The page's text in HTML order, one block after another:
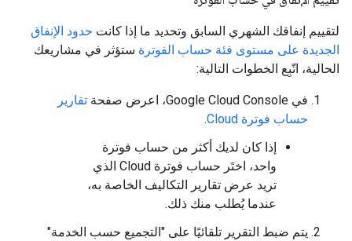
لتقييم إنفاقك الشهري السابق وتحديد ما إذا كانت حدود الإنفاق
الجديدة على مستوى فئة حساب الفوترة ستؤثر في مشاريعك
الحالية، اتّبِع الخطوات التالية:
في Google Cloud Console، اعرض صفحة
تقارير
حساب فوترة Cloud
.
إذا كان لديك أكثر من حساب فوترة
واحد، اختَر حساب فوترة Cloud الذي
تريد عرض تقارير التكاليف الخاصة به،
عندما يُطلب منك ذلك.
يتم ضبط التقرير تلقائيًا على "التجميع حسب الخدمة"